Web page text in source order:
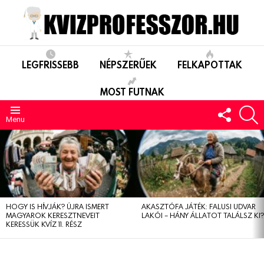
LEGFRISSEBB NÉPSZERŰEK FELKAPOTTAK
MOST FUTNAK
Menu
US
LEGUTÓBBIAK
HOGY IS HÍVJÁK? ÚJRA ISMERT
MAGYAROK KERESZTNEVEIT
KERESSÜK KVÍZ 11. RÉSZ
AKASZTÓFA JÁTÉK: FALUSI UDVAR
LAKÓI – HÁNY ÁLLATOT TALÁLSZ KI?